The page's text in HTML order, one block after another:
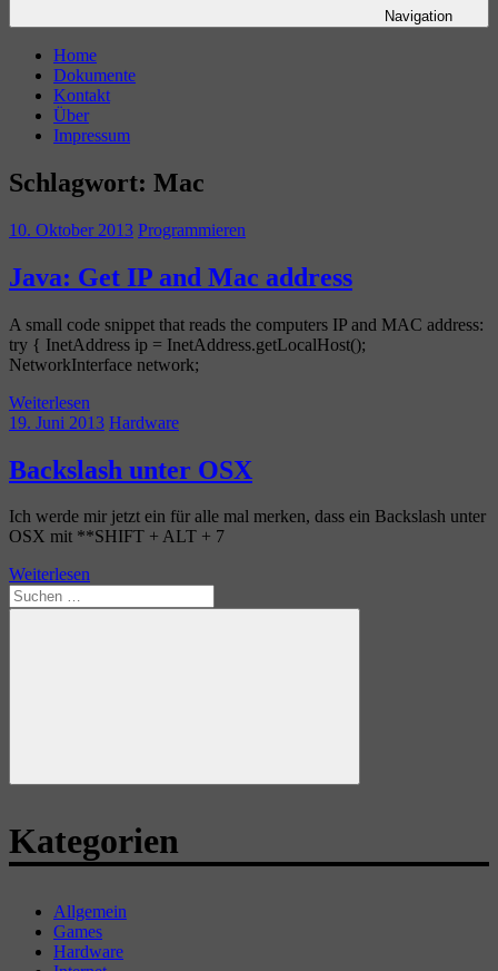
Navigation
Home
Dokumente
Kontakt
Über
Impressum
Schlagwort: Mac
10. Oktober 2013 Programmieren
Java: Get IP and Mac address
A small code snippet that reads the computers IP and MAC address:
try { InetAddress ip = InetAddress.getLocalHost();
NetworkInterface network;
Weiterlesen
19. Juni 2013 Hardware
Backslash unter OSX
Ich werde mir jetzt ein für alle mal merken, dass ein Backslash unter
OSX mit **SHIFT + ALT + 7
Weiterlesen
Suchen
nach:
Suchen
Kategorien
Allgemein
Games
Hardware